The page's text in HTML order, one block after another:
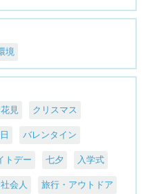
境
見 クリスマス
バレンタイン
トデー 七夕 入学式
会人 旅行・アウトドア